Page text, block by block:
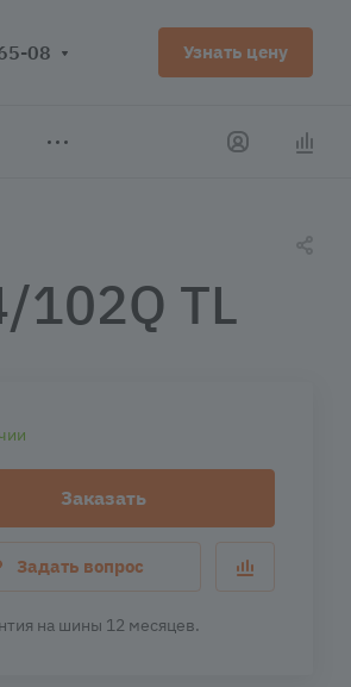
08 Узнать цену
102Q TL
Заказать
Задать вопрос
на шины 12 месяцев.